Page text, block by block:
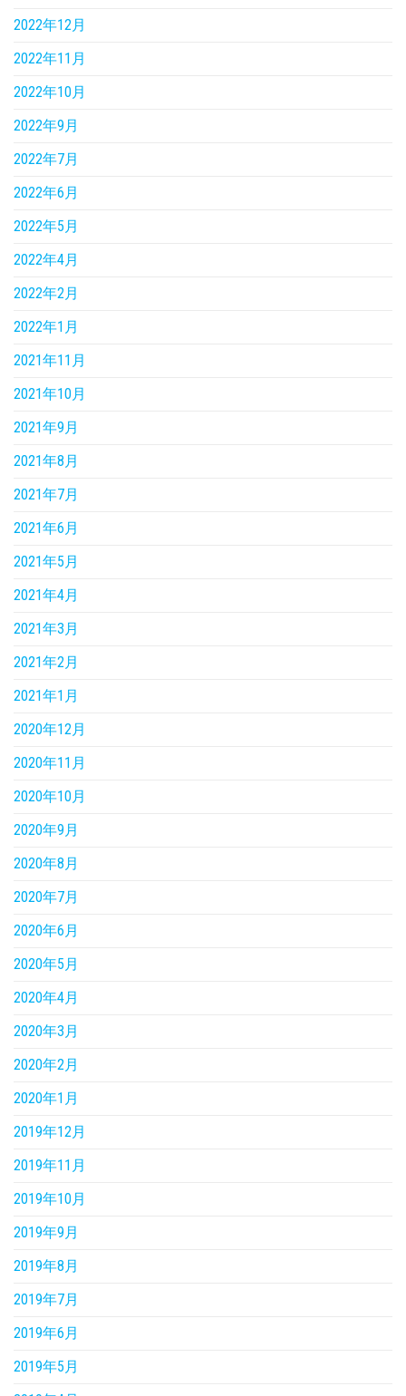
2022年12月
2022年11月
2022年10月
2022年9月
2022年7月
2022年6月
2022年5月
2022年4月
2022年2月
2022年1月
2021年11月
2021年10月
2021年9月
2021年8月
2021年7月
2021年6月
2021年5月
2021年4月
2021年3月
2021年2月
2021年1月
2020年12月
2020年11月
2020年10月
2020年9月
2020年8月
2020年7月
2020年6月
2020年5月
2020年4月
2020年3月
2020年2月
2020年1月
2019年12月
2019年11月
2019年10月
2019年9月
2019年8月
2019年7月
2019年6月
2019年5月